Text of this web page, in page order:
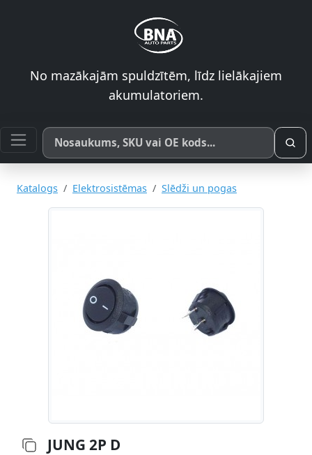
No mazākajām spuldzītēm, līdz lielākajiem
akumulatoriem.
Meklēt pēc produkta nosaukuma, SKU vai OE koda
Katalogs Elektrosistēmas Slēdži un pogas
JUNG 2P D